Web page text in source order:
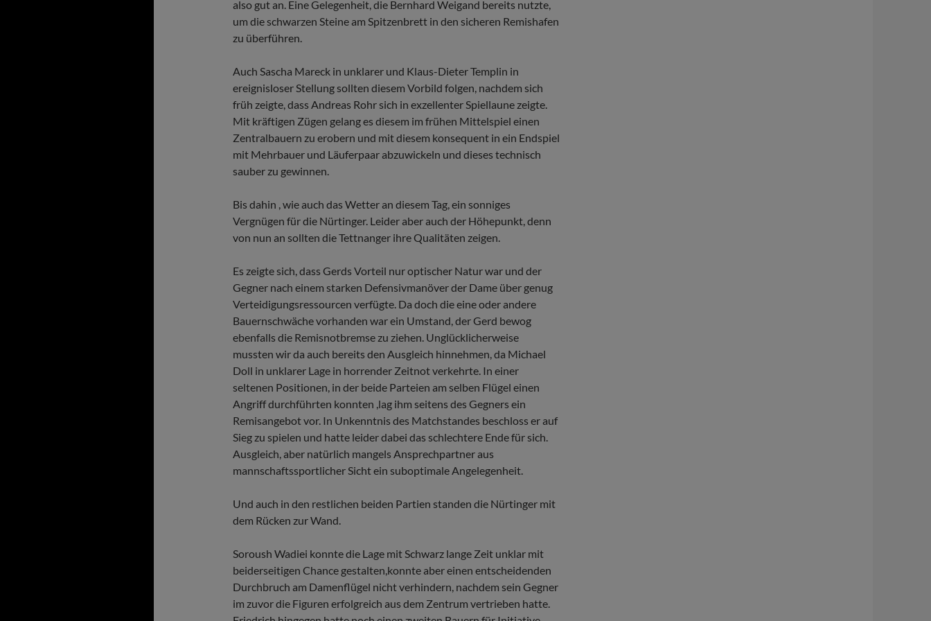
also gut an. Eine Gelegenheit, die Bernhard Weigand bereits nutzte,
um die schwarzen Steine am Spitzenbrett in den sicheren Remishafen
zu überführen.
Auch Sascha Mareck in unklarer und Klaus-Dieter Templin in
ereignisloser Stellung sollten diesem Vorbild folgen, nachdem sich
früh zeigte, dass Andreas Rohr sich in exzellenter Spiellaune zeigte.
Mit kräftigen Zügen gelang es diesem im frühen Mittelspiel einen
Zentralbauern zu erobern und mit diesem konsequent in ein Endspiel
mit Mehrbauer und Läuferpaar abzuwickeln und dieses technisch
sauber zu gewinnen.
Bis dahin , wie auch das Wetter an diesem Tag, ein sonniges
Vergnügen für die Nürtinger. Leider aber auch der Höhepunkt, denn
von nun an sollten die Tettnanger ihre Qualitäten zeigen.
Es zeigte sich, dass Gerds Vorteil nur optischer Natur war und der
Gegner nach einem starken Defensivmanöver der Dame über genug
Verteidigungsressourcen verfügte. Da doch die eine oder andere
Bauernschwäche vorhanden war ein Umstand, der Gerd bewog
ebenfalls die Remisnotbremse zu ziehen. Unglücklicherweise
mussten wir da auch bereits den Ausgleich hinnehmen, da Michael
Doll in unklarer Lage in horrender Zeitnot verkehrte. In einer
seltenen Positionen, in der beide Parteien am selben Flügel einen
Angriff durchführten konnten ,lag ihm seitens des Gegners ein
Remisangebot vor. In Unkenntnis des Matchstandes beschloss er auf
Sieg zu spielen und hatte leider dabei das schlechtere Ende für sich.
Ausgleich, aber natürlich mangels Ansprechpartner aus
mannschaftssportlicher Sicht ein suboptimale Angelegenheit.
Und auch in den restlichen beiden Partien standen die Nürtinger mit
dem Rücken zur Wand.
Soroush Wadiei konnte die Lage mit Schwarz lange Zeit unklar mit
beiderseitigen Chance gestalten,konnte aber einen entscheidenden
Durchbruch am Damenflügel nicht verhindern, nachdem sein Gegner
im zuvor die Figuren erfolgreich aus dem Zentrum vertrieben hatte.